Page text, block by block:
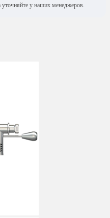
у наших менеджеров.